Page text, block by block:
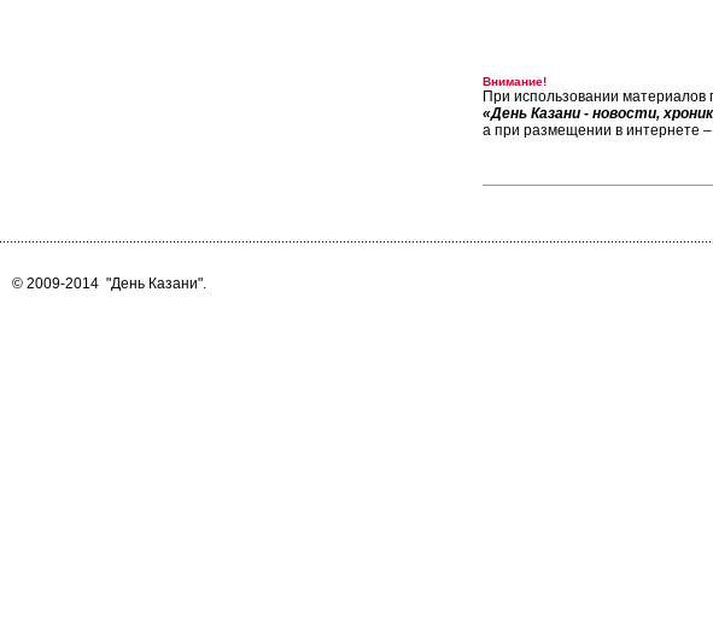
Внимание!
При использовании материалов
«День Казани - новости,
а при размещении в интернете
© 2009-2014 "День Казани".